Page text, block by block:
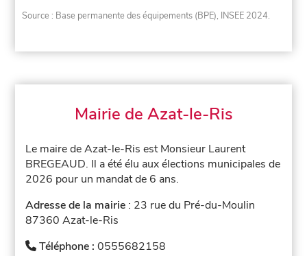
Source : Base permanente des équipements (BPE), INSEE 2024.
Mairie de Azat-le-Ris
Le maire de Azat-le-Ris est Monsieur Laurent
BREGEAUD. Il a été élu aux élections municipales de
2026 pour un mandat de 6 ans.
Adresse de la mairie : 23 rue du Pré-du-Moulin
87360 Azat-le-Ris
Téléphone :0555682158